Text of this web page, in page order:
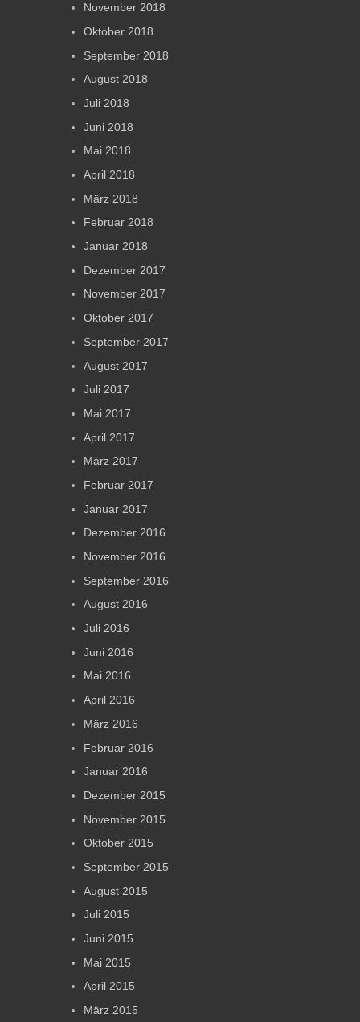
November 2018
Oktober 2018
September 2018
August 2018
Juli 2018
Juni 2018
Mai 2018
April 2018
März 2018
Februar 2018
Januar 2018
Dezember 2017
November 2017
Oktober 2017
September 2017
August 2017
Juli 2017
Mai 2017
April 2017
März 2017
Februar 2017
Januar 2017
Dezember 2016
November 2016
September 2016
August 2016
Juli 2016
Juni 2016
Mai 2016
April 2016
März 2016
Februar 2016
Januar 2016
Dezember 2015
November 2015
Oktober 2015
September 2015
August 2015
Juli 2015
Juni 2015
Mai 2015
April 2015
März 2015